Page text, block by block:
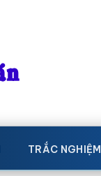
TRẮC NGHIỆM